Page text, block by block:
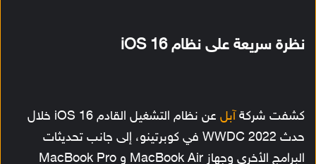
نظرة سريعة على نظام iOS 16
كشفت شركة آبل
عن نظام التشغيل القادم iOS 16 خلال
حدث WWDC 2022 في كوبرتينو، إلى جانب تحديثات
البرامج الأخرى وجهاز MacBook Air و MacBook Pro